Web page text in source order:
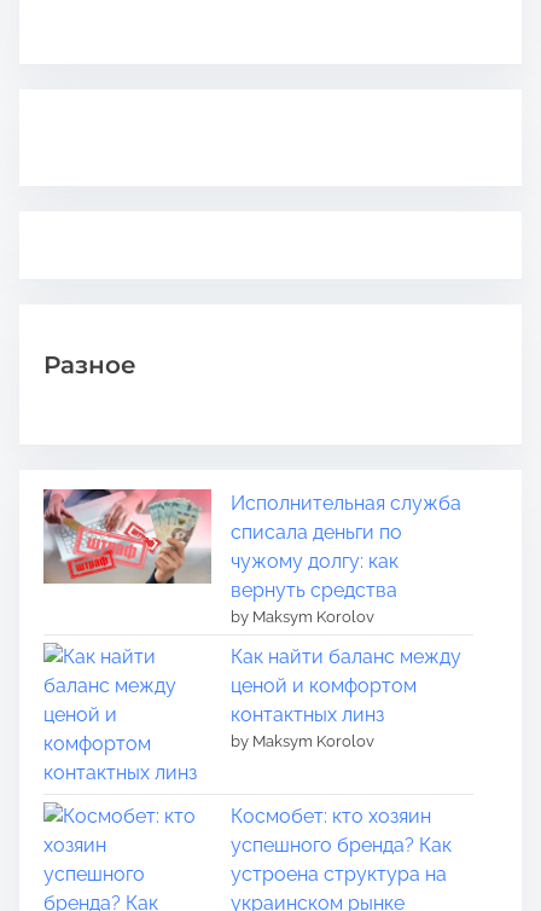
Разное
Исполнительная служба
списала деньги по
чужому долгу: как
вернуть средства
by Maksym Korolov
Как найти баланс между
ценой и комфортом
контактных линз
by Maksym Korolov
Космобет: кто хозяин
успешного бренда? Как
устроена структура на
украинском рынке